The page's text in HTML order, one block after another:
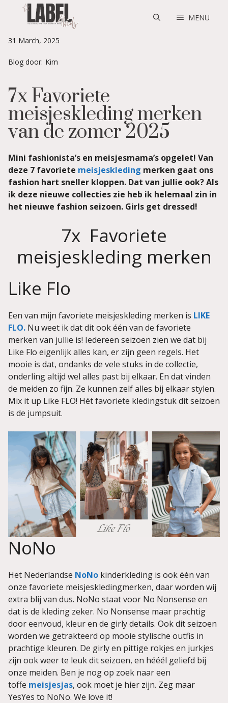
MENU
31 March, 2025
Blog door: Kim
7x Favoriete
meisjeskleding merken
van de zomer 2025
Mini fashionista’s en meisjesmama’s opgelet! Van
deze 7 favoriete meisjeskleding merken gaat ons
fashion hart sneller kloppen. Dat van jullie ook? Als
ik deze nieuwe collecties zie heb ik helemaal zin in
het nieuwe fashion seizoen. Girls get dressed!
7x Favoriete
meisjeskleding merken
Like Flo
Een van mijn favoriete meisjeskleding merken is LIKE
FLO. Nu weet ik dat dit ook één van de favoriete
merken van jullie is! Iedereen seizoen zien we dat bij
Like Flo eigenlijk alles kan, er zijn geen regels. Het
mooie is dat, ondanks de vele stuks in de collectie,
onderling altijd wel alles past bij elkaar. En dat vinden
de meiden zo fijn. Ze kunnen zelf alles bij elkaar stylen.
Mix it up Like FLO! Hét favoriete kledingstuk dit seizoen
is de jumpsuit.
NoNo
Het Nederlandse NoNo kinderkleding is ook één van
onze favoriete meisjeskledingmerken, daar worden wij
extra blij van dus. NoNo staat voor No Nonsense en
dat is de kleding zeker. No Nonsense maar prachtig
door eenvoud, kleur en de girly details. Ook dit seizoen
worden we getrakteerd op mooie stylische outfis in
prachtige kleuren. De girly en pittige rokjes en jurkjes
zijn ook weer te leuk dit seizoen, en hééél geliefd bij
onze meiden. Ben je nog op zoek naar een
toffe meisjesjas, ook moet je hier zijn. Zeg maar
YesYes to NoNo. We love it!